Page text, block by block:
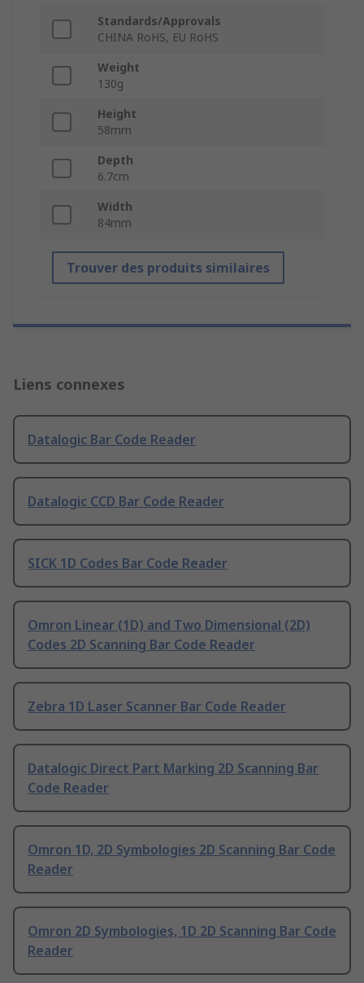
Standards/Approvals
CHINA RoHS, EU RoHS
Weight
130g
Height
58mm
Depth
6.7cm
Width
84mm
Trouver des produits similaires
Liens connexes
Datalogic Bar Code Reader
Datalogic CCD Bar Code Reader
SICK 1D Codes Bar Code Reader
Omron Linear (1D) and Two Dimensional (2D)
Codes 2D Scanning Bar Code Reader
Zebra 1D Laser Scanner Bar Code Reader
Datalogic Direct Part Marking 2D Scanning Bar
Code Reader
Omron 1D, 2D Symbologies 2D Scanning Bar Code
Reader
Omron 2D Symbologies, 1D 2D Scanning Bar Code
Reader